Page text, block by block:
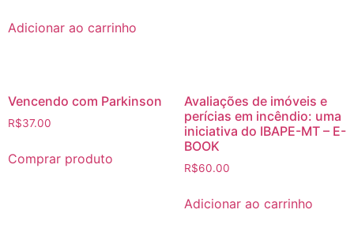
Adicionar ao carrinho
Vencendo com Parkinson
R$37.00
Comprar produto
Avaliações de imóveis e
perícias em incêndio: uma
iniciativa do IBAPE-MT – E-
BOOK
R$60.00
Adicionar ao carrinho